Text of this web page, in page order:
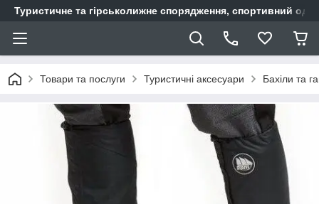
Туристичне та гірськолижне спорядження, спортивний
Товари та послуги Туристичні аксесуари Бахіли та